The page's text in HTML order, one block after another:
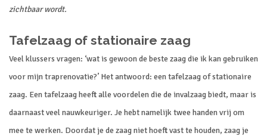
zichtbaar wordt.
Tafelzaag of stationaire zaag
Veel klussers vragen: ‘wat is gewoon de beste zaag die ik kan gebruiken
voor mijn traprenovatie?’ Het antwoord: een tafelzaag of stationaire
zaag. Een tafelzaag heeft alle voordelen die de invalzaag biedt, maar is
daarnaast veel nauwkeuriger. Je hebt namelijk twee handen vrij om
mee te werken. Doordat je de zaag niet hoeft vast te houden, zaag je